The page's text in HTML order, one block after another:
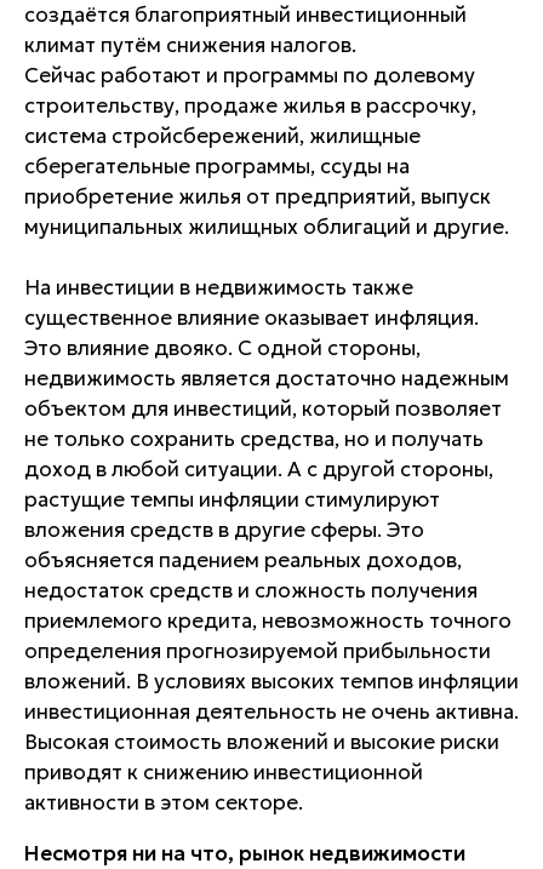
создаётся благоприятный инвестиционный
климат путём снижения налогов.
Сейчас работают и программы по долевому
строительству, продаже жилья в рассрочку,
система стройсбережений, жилищные
сберегательные программы, ссуды на
приобретение жилья от предприятий, выпуск
муниципальных жилищных облигаций и другие.
На инвестиции в недвижимость также
существенное влияние оказывает инфляция.
Это влияние двояко. С одной стороны,
недвижимость является достаточно надежным
объектом для инвестиций, который позволяет
не только сохранить средства, но и получать
доход в любой ситуации. А с другой стороны,
растущие темпы инфляции стимулируют
вложения средств в другие сферы. Это
объясняется падением реальных доходов,
недостаток средств и сложность получения
приемлемого кредита, невозможность точного
определения прогнозируемой прибыльности
вложений. В условиях высоких темпов инфляции
инвестиционная деятельность не очень активна.
Высокая стоимость вложений и высокие риски
приводят к снижению инвестиционной
активности в этом секторе.
Несмотря ни на что, рынок недвижимости